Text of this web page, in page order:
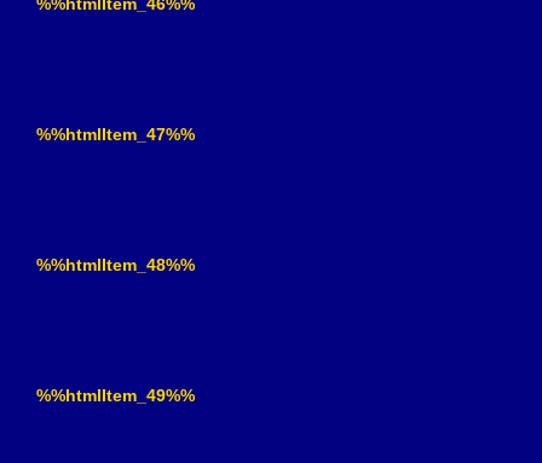
%%htmlItem_47%%
%%htmlItem_48%%
%%htmlItem_49%%